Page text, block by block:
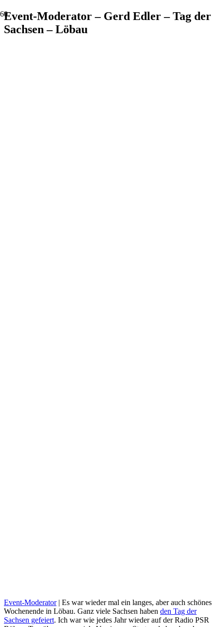
Event-Moderator – Gerd Edler – Tag der
Sachsen – Löbau
Event-Moderator| Es war wieder mal ein langes, aber auch schönes
Wochenende in Löbau. Ganz viele Sachsen haben den Tag der
Sachsen gefeiert. Ich war wie jedes Jahr wieder auf der Radio PSR